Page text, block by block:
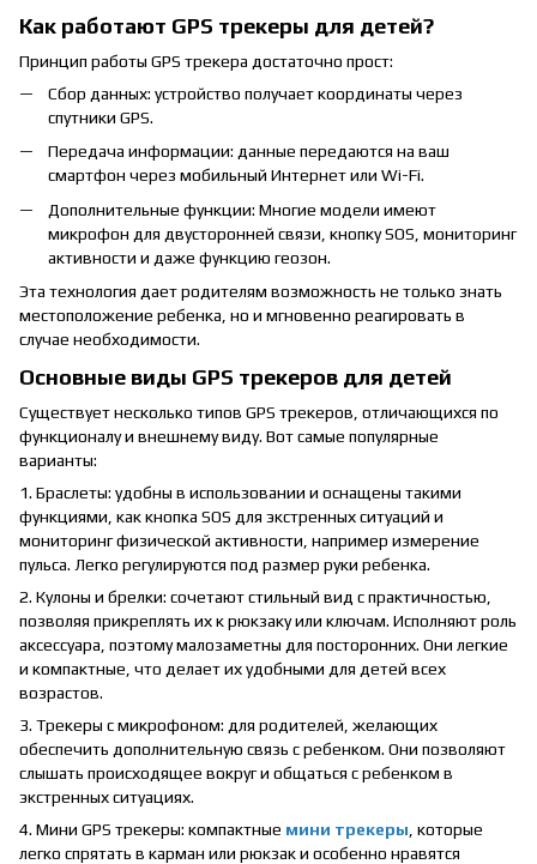
Как работают GPS трекеры для детей?
Принцип работы GPS трекера достаточно прост:
Сбор данных: устройство получает координаты через
спутники GPS.
Передача информации: данные передаются на ваш
смартфон через мобильный Интернет или Wi-Fi.
Дополнительные функции: Многие модели имеют
микрофон для двусторонней связи, кнопку SOS, мониторинг
активности и даже функцию геозон.
Эта технология дает родителям возможность не только знать
местоположение ребенка, но и мгновенно реагировать в
случае необходимости.
Основные виды GPS трекеров для детей
Существует несколько типов GPS трекеров, отличающихся по
функционалу и внешнему виду. Вот самые популярные
варианты:
1. Браслеты: удобны в использовании и оснащены такими
функциями, как кнопка SOS для экстренных ситуаций и
мониторинг физической активности, например измерение
пульса. Легко регулируются под размер руки ребенка.
2. Кулоны и брелки: сочетают стильный вид с практичностью,
позволяя прикреплять их к рюкзаку или ключам. Исполняют роль
аксессуара, поэтому малозаметны для посторонних. Они легкие
и компактные, что делает их удобными для детей всех
возрастов.
3. Трекеры с микрофоном: для родителей, желающих
обеспечить дополнительную связь с ребенком. Они позволяют
слышать происходящее вокруг и общаться с ребенком в
экстренных ситуациях.
4. Мини GPS трекеры: компактные мини трекеры , которые
легко спрятать в карман или рюкзак и особенно нравятся